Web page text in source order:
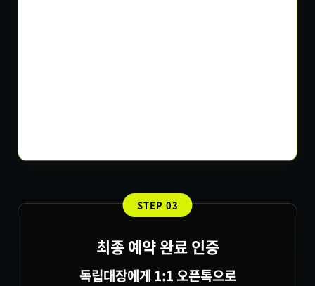
STEP 03
최종 예약 완료 인증
독립대장에게 1:1 오픈톡으로